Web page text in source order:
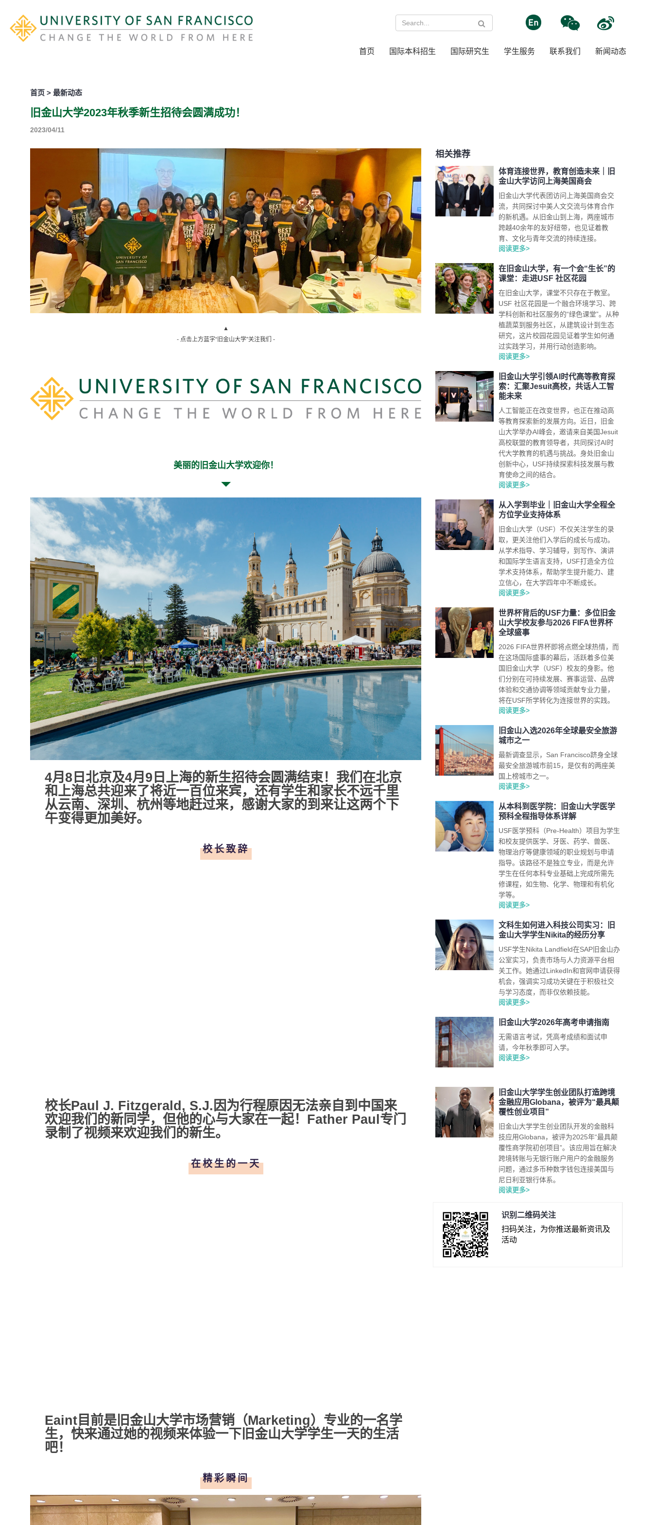
首页 国际本科招生 国际研究生 学生服务 联系我们 新闻动态
首页 > 最新动态
旧金山大学2023年秋季新生招待会圆满成功！
2023/04/11
▲
- 点击上方蓝字“旧金山大学”关注我们 -
美丽的旧金山大学欢迎你！
4月8日北京及4月9日上海的新生招待会圆满结束！我们在北京
和上海总共迎来了将近一百位来宾，还有学生和家长不远千里
从云南、深圳、杭州等地赶过来，感谢大家的到来让这两个下
午变得更加美好。
校长致辞
校长Paul J. Fitzgerald, S.J.因为行程原因无法亲自到中国来
欢迎我们的新同学，但他的心与大家在一起！Father Paul专门
录制了视频来欢迎我们的新生。
在校生的一天
Eaint目前是旧金山大学市场营销（Marketing）专业的一名学
生，快来通过她的视频来体验一下旧金山大学学生一天的生活
吧！
精彩瞬间
相关推荐
体育连接世界，教育创造未来｜旧
金山大学访问上海美国商会
旧金山大学代表团访问上海美国商会交
流，共同探讨中美人文交流与体育合作
的新机遇。从旧金山到上海，两座城市
跨越40余年的友好纽带，也见证着教
育、文化与青年交流的持续连接。
阅读更多>
在旧金山大学，有一个会“生长”的
课堂：走进USF 社区花园
在旧金山大学，课堂不只存在于教室。
USF 社区花园是一个融合环境学习、跨
学科创新和社区服务的“绿色课堂”。从种
植蔬菜到服务社区，从建筑设计到生态
研究，这片校园花园见证着学生如何通
过实践学习，并用行动创造影响。
阅读更多>
旧金山大学引领AI时代高等教育探
索：汇聚Jesuit高校，共话人工智
能未来
人工智能正在改变世界，也正在推动高
等教育探索新的发展方向。近日，旧金
山大学举办AI峰会，邀请来自美国Jesuit
高校联盟的教育领导者，共同探讨AI时
代大学教育的机遇与挑战。身处旧金山
创新中心，USF持续探索科技发展与教
育使命之间的结合。
阅读更多>
从入学到毕业｜旧金山大学全程全
方位学业支持体系
旧金山大学（USF）不仅关注学生的录
取，更关注他们入学后的成长与成功。
从学术指导、学习辅导，到写作、演讲
和国际学生语言支持，USF打造全方位
学术支持体系，帮助学生提升能力、建
立信心，在大学四年中不断成长。
阅读更多>
世界杯背后的USF力量：多位旧金
山大学校友参与2026 FIFA世界杯
全球盛事
2026 FIFA世界杯即将点燃全球热情，而
在这场国际盛事的幕后，活跃着多位美
国旧金山大学（USF）校友的身影。他
们分别在可持续发展、赛事运营、品牌
体验和交通协调等领域贡献专业力量，
将在USF所学转化为连接世界的实践。
阅读更多>
旧金山入选2026年全球最安全旅游
城市之一
最新调查显示，San Francisco跻身全球
最安全旅游城市前15，是仅有的两座美
国上榜城市之一。
阅读更多>
从本科到医学院：旧金山大学医学
预科全程指导体系详解
USF医学预科（Pre-Health）项目为学生
和校友提供医学、牙医、药学、兽医、
物理治疗等健康领域的职业规划与申请
指导。该路径不是独立专业，而是允许
学生在任何本科专业基础上完成所需先
修课程，如生物、化学、物理和有机化
学等。
阅读更多>
文科生如何进入科技公司实习：旧
金山大学学生Nikita的经历分享
USF学生Nikita Landfield在SAP旧金山办
公室实习，负责市场与人力资源平台相
关工作。她通过LinkedIn和官网申请获得
机会，强调实习成功关键在于积极社交
与学习态度，而非仅依赖技能。
阅读更多>
旧金山大学2026年高考申请指南
无需语言考试，凭高考成绩和面试申
请，今年秋季即可入学。
阅读更多>
旧金山大学学生创业团队打造跨境
金融应用Globana，被评为“最具颠
覆性创业项目”
旧金山大学学生创业团队开发的金融科
技应用Globana，被评为2025年“最具颠
覆性商学院初创项目”。该应用旨在解决
跨境转账与无银行账户用户的金融服务
问题，通过多币种数字钱包连接美国与
尼日利亚银行体系。
阅读更多>
识别二维码关注
扫码关注，为你推送最新资讯及
活动